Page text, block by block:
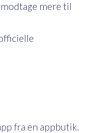
mere til
fra en appbutik.